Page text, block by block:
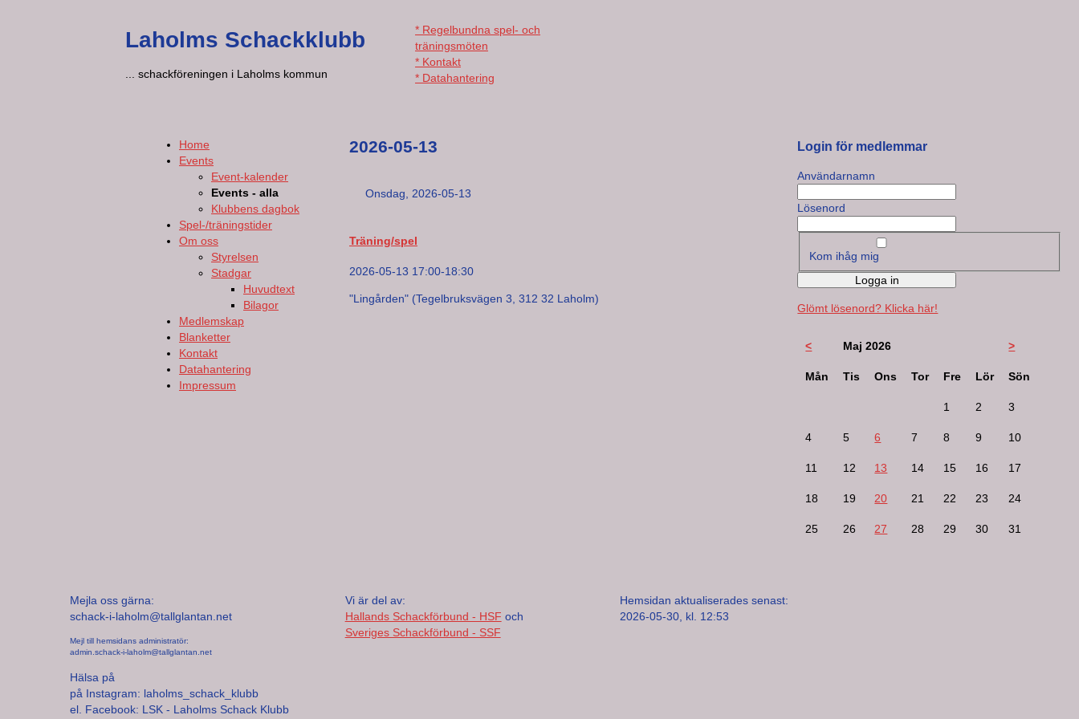
Laholms Schackklubb
... schackföreningen i Laholms kommun
* Regelbundna spel- och
träningsmöten
* Kontakt
* Datahantering
Home
Events
Event-kalender
Events - alla
Klubbens dagbok
Spel-/träningstider
Om oss
Styrelsen
Stadgar
Huvudtext
Bilagor
Medlemskap
Blanketter
Kontakt
Datahantering
Impressum
2026-05-13
Onsdag, 2026-05-13
Träning/spel
2026-05-13 17:00-18:30
"Lingården" (Tegelbruksvägen 3, 312 32 Laholm)
Login för medlemmar
Användarnamn
Lösenord
Kom ihåg mig
Logga in
Glömt lösenord? Klicka här!
< Maj 2026 >
Mån Tis Ons Tor Fre Lör Sön
1 2 3
4 5 6 7 8 9 10
11 12 13 14 15 16 17
18 19 20 21 22 23 24
25 26 27 28 29 30 31
Mejla oss gärna:
schack-i-laholm@tallglantan.net
Mejl till hemsidans administratör:
admin.schack-i-laholm@tallglantan.net
Hälsa på
på Instagram: laholms_schack_klubb
el. Facebook: LSK - Laholms Schack Klubb
Vi är del av:
Hallands Schackförbund - HSF och
Sveriges Schackförbund - SSF
Hemsidan aktualiserades senast:
2026-05-30, kl. 12:53